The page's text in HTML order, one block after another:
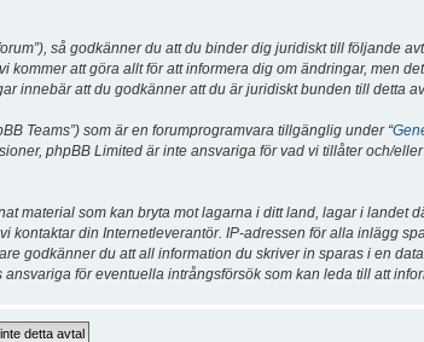
så godkänner du att du binder dig juridiskt till följande
att göra allt för att informera dig om ändringar, men
innebär att du godkänner att du är juridiskt bunden till detta
Teams”) som är en forumprogramvara tillgänglig under “
phpBB Limited är inte ansvariga för vad vi tillåter och/
material som kan bryta mot lagarna i ditt land, lagar i landet
din Internetleverantör. IP-adressen för alla inlägg
godkänner du att all information du skriver in sparas i en
för eventuella intrångsförsök som kan leda till att